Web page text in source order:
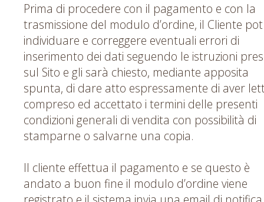
Prima di procedere con il pagamento e con la
trasmissione del modulo d’ordine, il Cliente
individuare e correggere eventuali errori di
inserimento dei dati seguendo le istruzioni
sul Sito e gli sarà chiesto, mediante apposita
spunta, di dare atto espressamente di aver
compreso ed accettato i termini delle presenti
condizioni generali di vendita con possibilità di
stamparne o salvarne una copia.
Il cliente effettua il pagamento e se questo è
andato a buon fine il modulo d’ordine viene